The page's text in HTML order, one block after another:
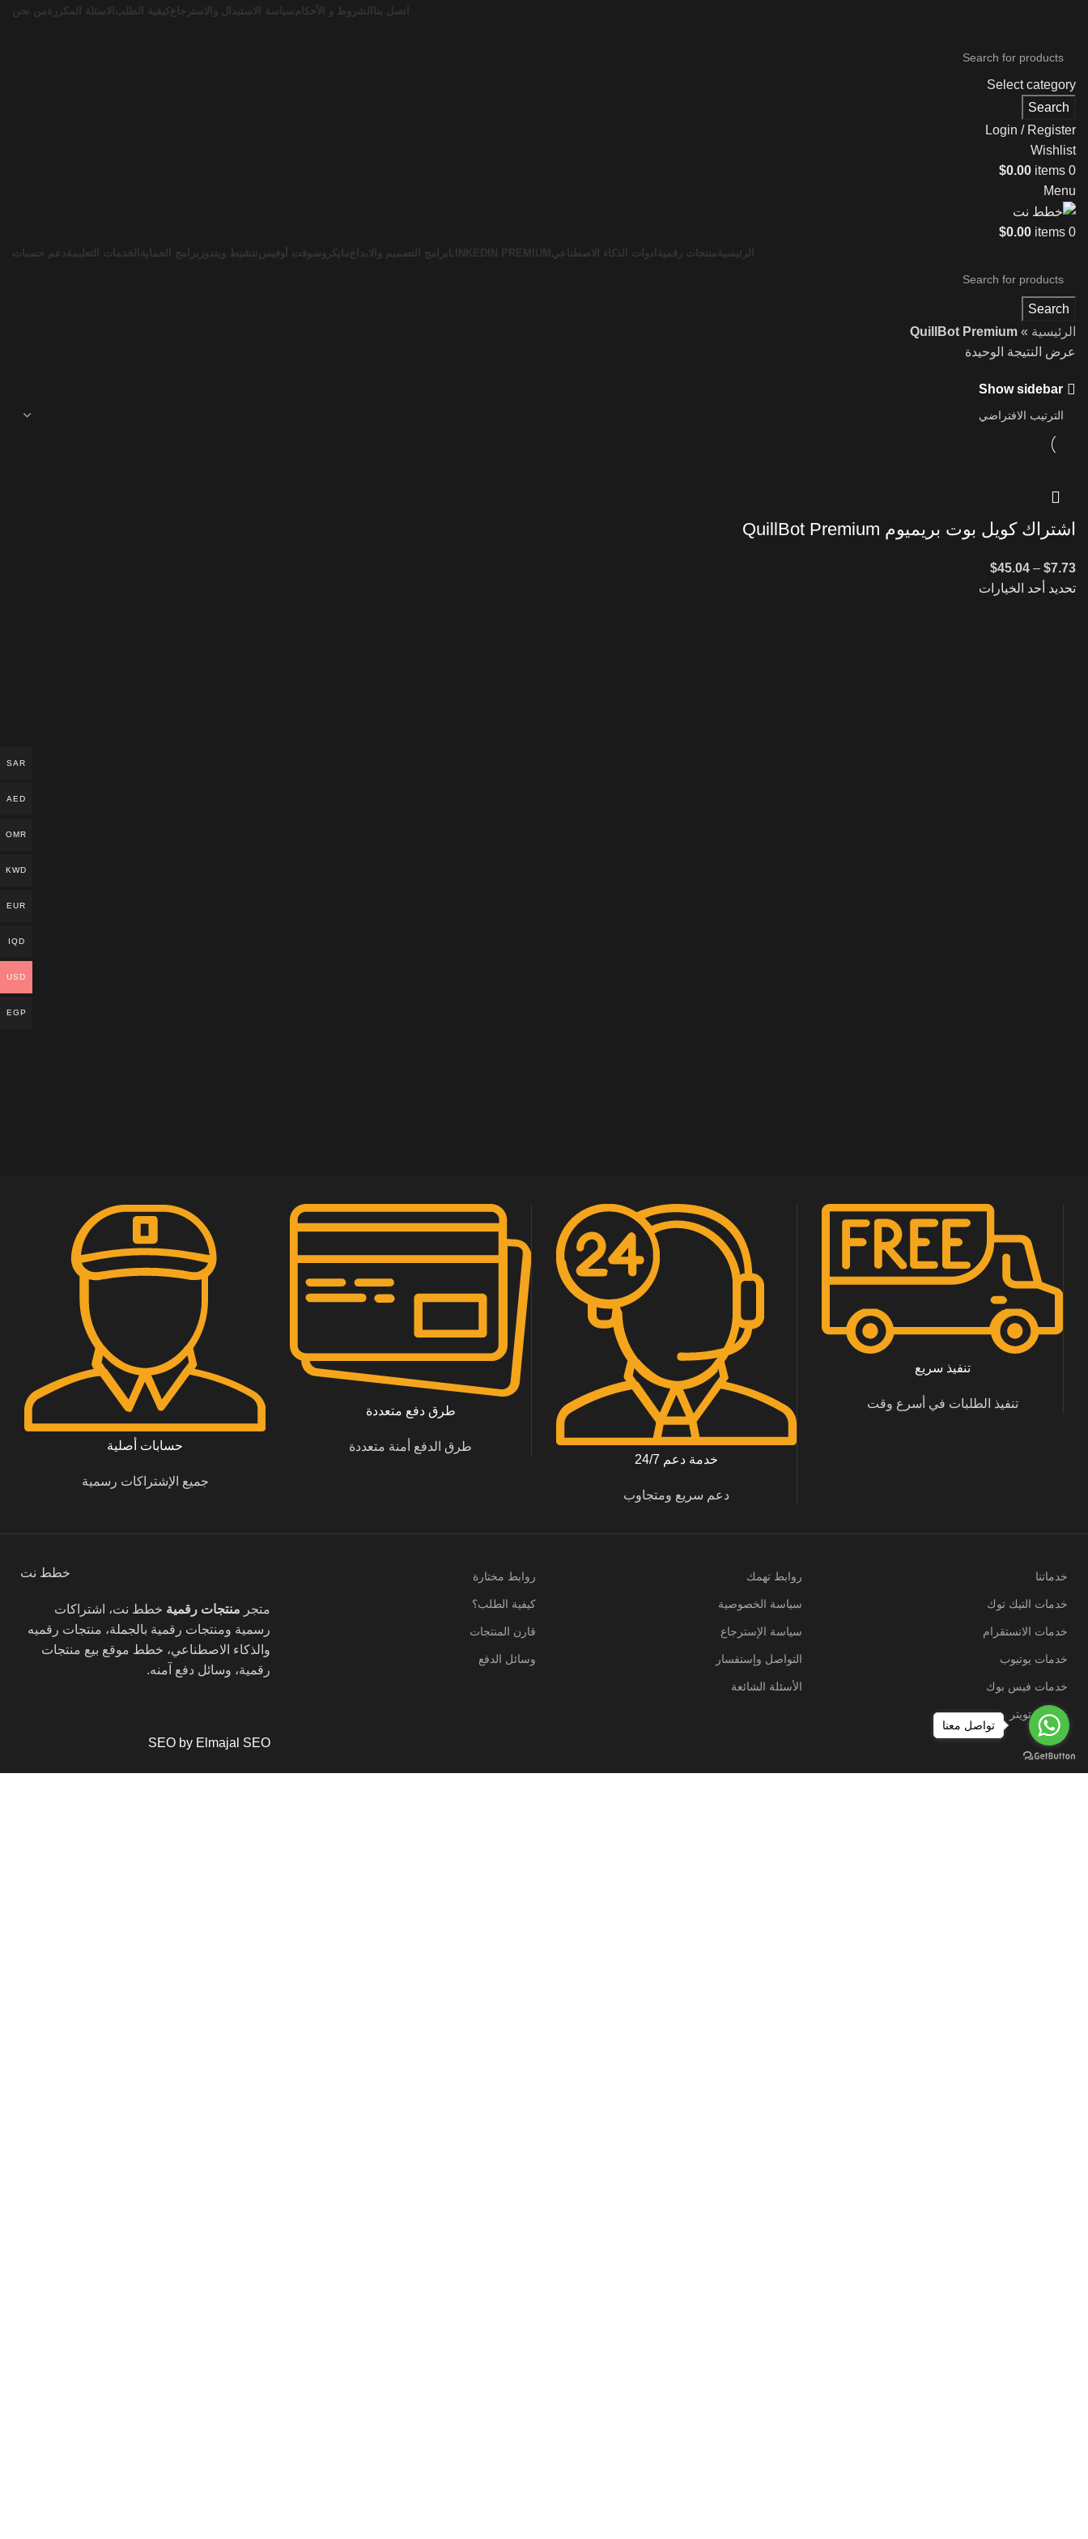
اتصل بنا الشروط و الأحكامسياسة الاستبدال والاسترجاعكيفية الطلب الاسئلة المكررةمن نحن
Select category
Search
Login / Register
Wishlist
0
items
$0.00
Menu
0
items
$0.00
الرئيسية منتجات رقمية ادوات الذكاء الاصطناعي LINKEDIN PREMIUM برامج التصميم والابداعمايكروسوفت أوفيستنشيط ويندوز برامج الحماية الخدمات التعليمة دعم حسبات
Search
الرئيسية »
QuillBot Premium
عرض النتيجة الوحيدة
Show sidebar
اشتراك كويل بوت بريميوم QuillBot Premium
$7.73
–
$45.04
تحديد أحد الخيارات
تنفيذ سريع
تنفيذ الطلبات في أسرع وقت
خدمة دعم 24/7
دعم سريع ومتجاوب
طرق دفع متعددة
طرق الدفع أمنة متعددة حسابات أصلية
جميع الإشتراكات رسمية
خدماتنا
خدمات التيك توك
خدمات الانستقرام
خدمات يوتيوب
خدمات فيس بوك
خدمات تويتر
روابط تهمك
سياسة الخصوصية
سياسة الإسترجاع
التواصل وإستفسار
الأسئلة الشائعة
روابط مختارة
كيفية الطلب؟
قارن المنتجات
وسائل الدفع
خطط نت
متجر منتجات رقمية خطط نت، اشتراكات
رسمية ومنتجات رقمية بالجملة، منتجات رقميه
والذكاء الاصطناعي، خطط موقع بيع منتجات
رقمية، وسائل دفع آمنه.
SEO by Elmajal SEO
SAR
AED
OMR
KWD
EUR
IQD
USD
EGP
تواصل معنا